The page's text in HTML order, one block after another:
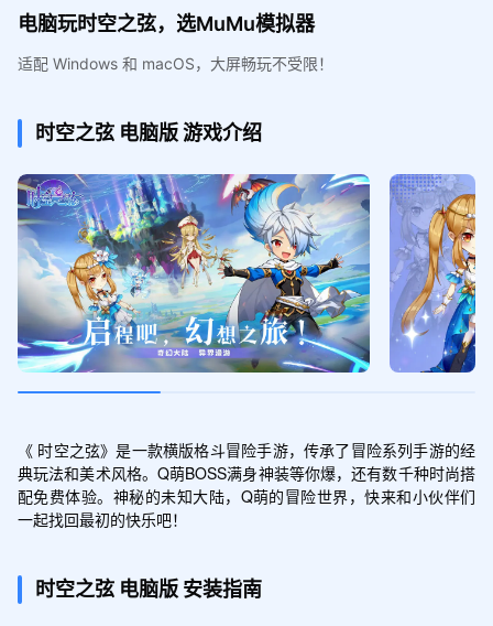
电脑玩时空之弦，选MuMu模拟器
适配 Windows 和 macOS，大屏畅玩不受限！
时空之弦 电脑版游戏介绍
《 时空之弦》是一款横版格斗冒险手游，传承了冒险系列手游的经
典玩法和美术风格。Q萌BOSS满身神装等你爆，还有数千种时尚搭
配免费体验。神秘的未知大陆，Q萌的冒险世界，快来和小伙伴们
一起找回最初的快乐吧！
时空之弦 电脑版 安装指南